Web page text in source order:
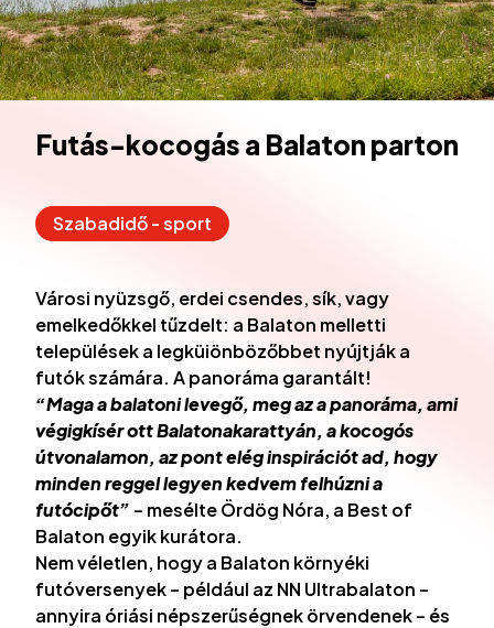
Futás-kocogás a Balaton parton
Szabadidő - sport
Városi nyüzsgő, erdei csendes, sík, vagy
emelkedőkkel tűzdelt: a Balaton melletti
települések a legküiönbözőbbet nyújtják a
futók számára. A panoráma garantált!
“Maga a balatoni levegő, meg az a panoráma, ami
végigkísér ott Balatonakarattyán, a kocogós
útvonalamon, az pont elég inspirációt ad, hogy
minden reggel legyen kedvem felhúzni a
futócipőt” – mesélte Ördög Nóra, a Best of
Balaton egyik kurátora.
Nem véletlen, hogy a Balaton környéki
futóversenyek – például az NN Ultrabalaton –
annyira óriási népszerűségnek örvendenek – és